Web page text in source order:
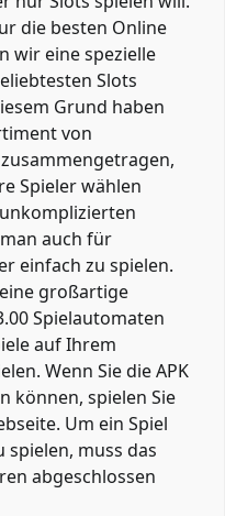
die besten Online
wir eine spezielle
Slots
Grund haben
von
Spieler wählen
auch für
einfach zu spielen.
großartige
Spielautomaten
auf Ihrem
Wenn Sie die APK
können, spielen Sie
Um ein Spiel
spielen, muss das
abgeschlossen